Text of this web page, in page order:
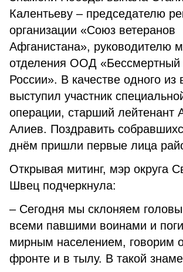
Калентьеву – председателю
организации «Союз ветеранов
Афганистана», руководителю
отделения ООД «Бессмертный
России». В качестве одного из
выступил участник
операции, старший лейтенант
Алиев. Поздравить
днём пришли первые лица
Открывая митинг, мэр округа
Швец подчеркнула:
– Сегодня мы склоняем
всеми павшими воинами и
мирным населением, говорим
фронте и в тылу. В такой